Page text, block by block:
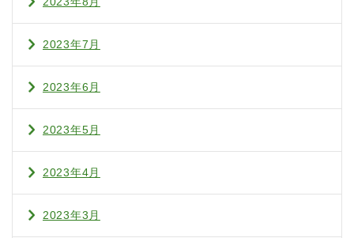
2023年7月
2023年6月
2023年5月
2023年4月
2023年3月